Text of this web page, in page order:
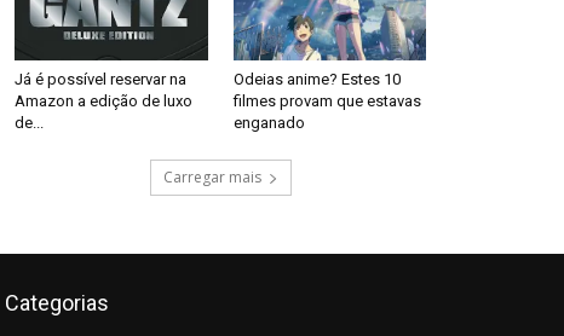
Já é possível reservar na
Amazon a edição de luxo
de...
Odeias anime? Estes 10
filmes provam que estavas
enganado
Carregar mais
Categorias